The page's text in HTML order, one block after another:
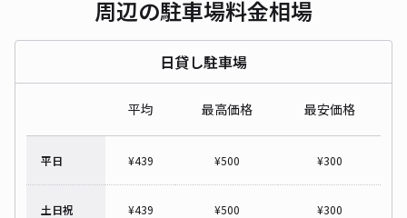
周辺の駐車場料金相場
日貸し駐車場
平均 最高価格 最安価格
平日 ¥439 ¥500 ¥300
土日祝 ¥439 ¥500 ¥300